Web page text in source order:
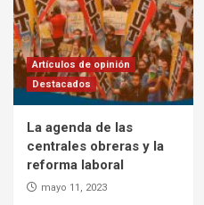
Artículos de opinión
Destacados
La agenda de las
centrales obreras y la
reforma laboral
mayo 11, 2023